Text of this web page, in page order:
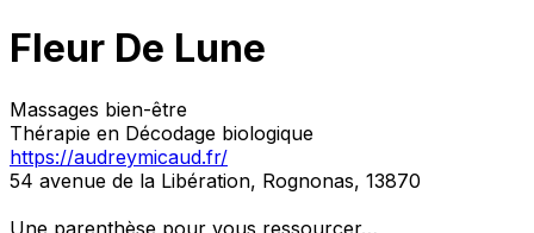
Fleur De Lune
Massages bien-être
Thérapie en Décodage biologique
https://audreymicaud.fr/
54 avenue de la Libération, Rognonas, 13870
Une parenthèse pour vous ressourcer…